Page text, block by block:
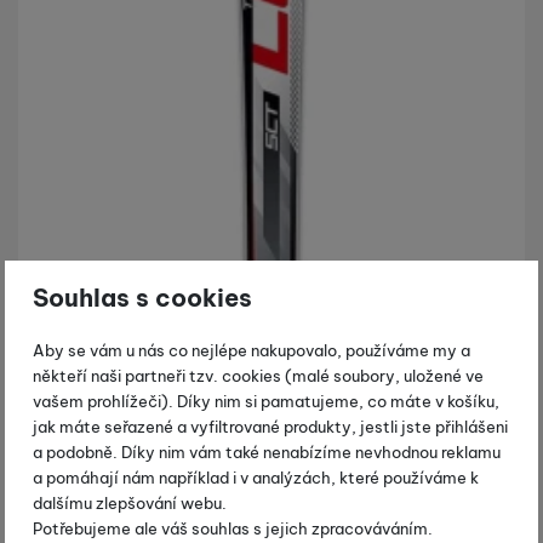
Souhlas s cookies
Aby se vám u nás co nejlépe nakupovalo, používáme my a
někteří naši partneři tzv. cookies (malé soubory, uložené ve
vašem prohlížeči). Díky nim si pamatujeme, co máte v košíku,
jak máte seřazené a vyfiltrované produkty, jestli jste přihlášeni
a podobně. Díky nim vám také nenabízíme nevhodnou reklamu
a pomáhají nám například i v analýzách, které používáme k
dalšímu zlepšování webu.
Potřebujeme ale váš souhlas s jejich zpracováváním.